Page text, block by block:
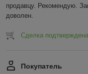
продавцу. Рекомендую.
доволен.
Сделка
Покупатель